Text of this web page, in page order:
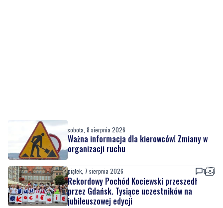
sobota, 8 sierpnia 2026
Ważna informacja dla kierowców! Zmiany w
organizacji ruchu
piątek, 7 sierpnia 2026 1
Rekordowy Pochód Kociewski przeszedł
przez Gdańsk. Tysiące uczestników na
jubileuszowej edycji